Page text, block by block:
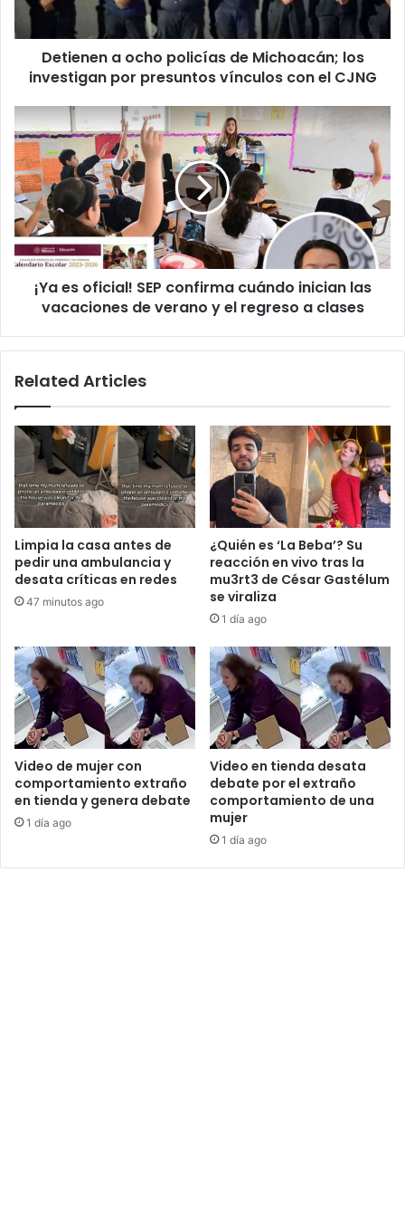
investigan
por
presuntos
vínculos
CJNG
Detienen a ocho policías de Michoacán; los
investigan por presuntos vínculos con el CJNG
¡Ya
es
oficial!
SEP
confirma
cuándo
inician
las
vacaciones
verano
a
¡Ya es oficial! SEP confirma cuándo inician las
vacaciones de verano y el regreso a clases
Related Articles
Limpia la casa antes de
pedir una ambulancia y
desata críticas en redes
47 minutos ago
¿Quién es ‘La Beba’? Su
reacción en vivo tras la
mu3rt3 de César Gastélum
se viraliza
1 día ago
Video de mujer con
comportamiento extraño
en tienda y genera debate
1 día ago
Video en tienda desata
debate por el extraño
comportamiento de una
mujer
1 día ago